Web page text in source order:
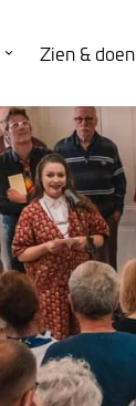
Zien & doen